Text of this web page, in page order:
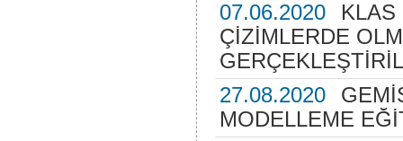
07.06.2020
ÇİZİMLERDE
27.08.2020
MODELLEME